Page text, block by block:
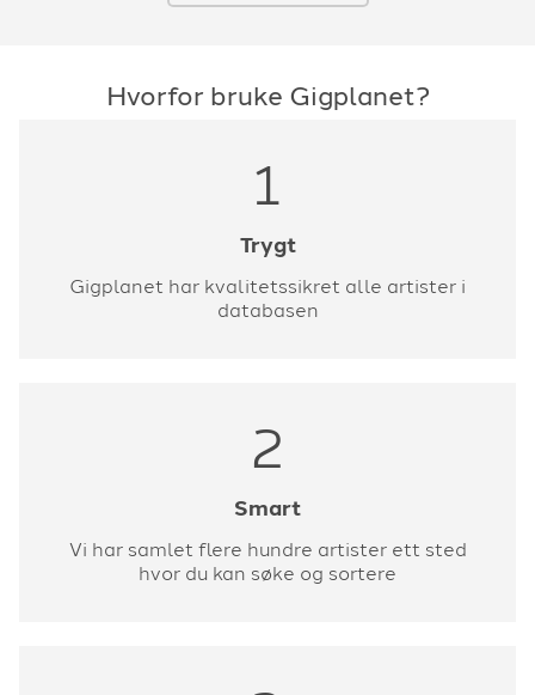
Hvorfor bruke Gigplanet?
1
Trygt
Gigplanet har kvalitetssikret alle artister i
databasen
2
Smart
Vi har samlet flere hundre artister ett sted
hvor du kan søke og sortere